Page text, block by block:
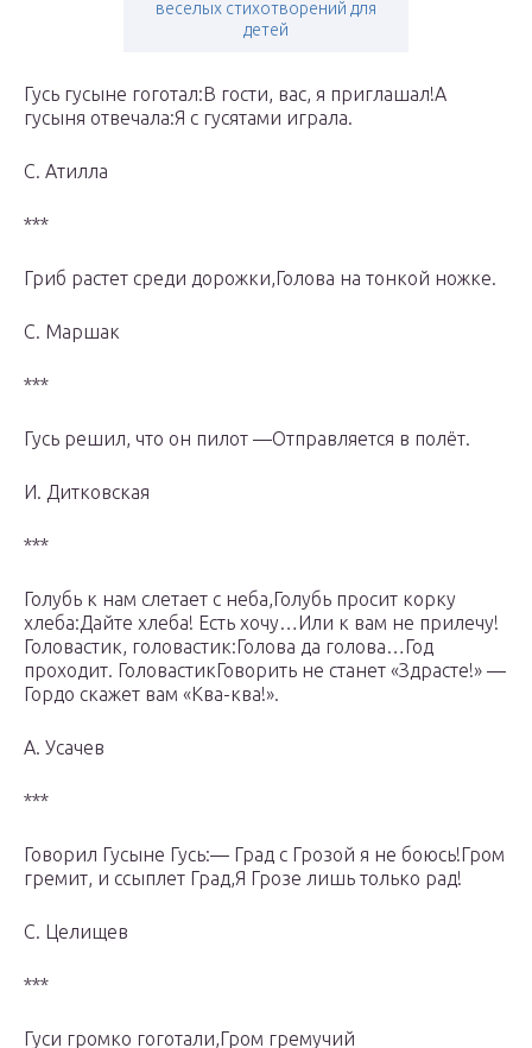
веселых стихотворений для
детей
Гусь гусыне гоготал:В гости, вас, я приглашал!А
гусыня отвечала:Я с гусятами играла.
С. Атилла
***
Гриб растет среди дорожки,Голова на тонкой ножке.
С. Маршак
***
Гусь решил, что он пилот —Отправляется в полёт.
И. Дитковская
***
Голубь к нам слетает с неба,Голубь просит корку
хлеба:Дайте хлеба! Есть хочу…Или к вам не прилечу!
Головастик, головастик:Голова да голова…Год
проходит. ГоловастикГоворить не станет «Здрасте!» —
Гордо скажет вам «Ква-ква!».
А. Усачев
***
Говорил Гусыне Гусь:— Град с Грозой я не боюсь!Гром
гремит, и ссыплет Град,Я Грозе лишь только рад!
С. Целищев
***
Гуси громко гоготали,Гром гремучий